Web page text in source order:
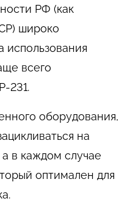
РФ (как
широко
использования
всего
231.
оборудования,
на
в каждом случае
оптимален для